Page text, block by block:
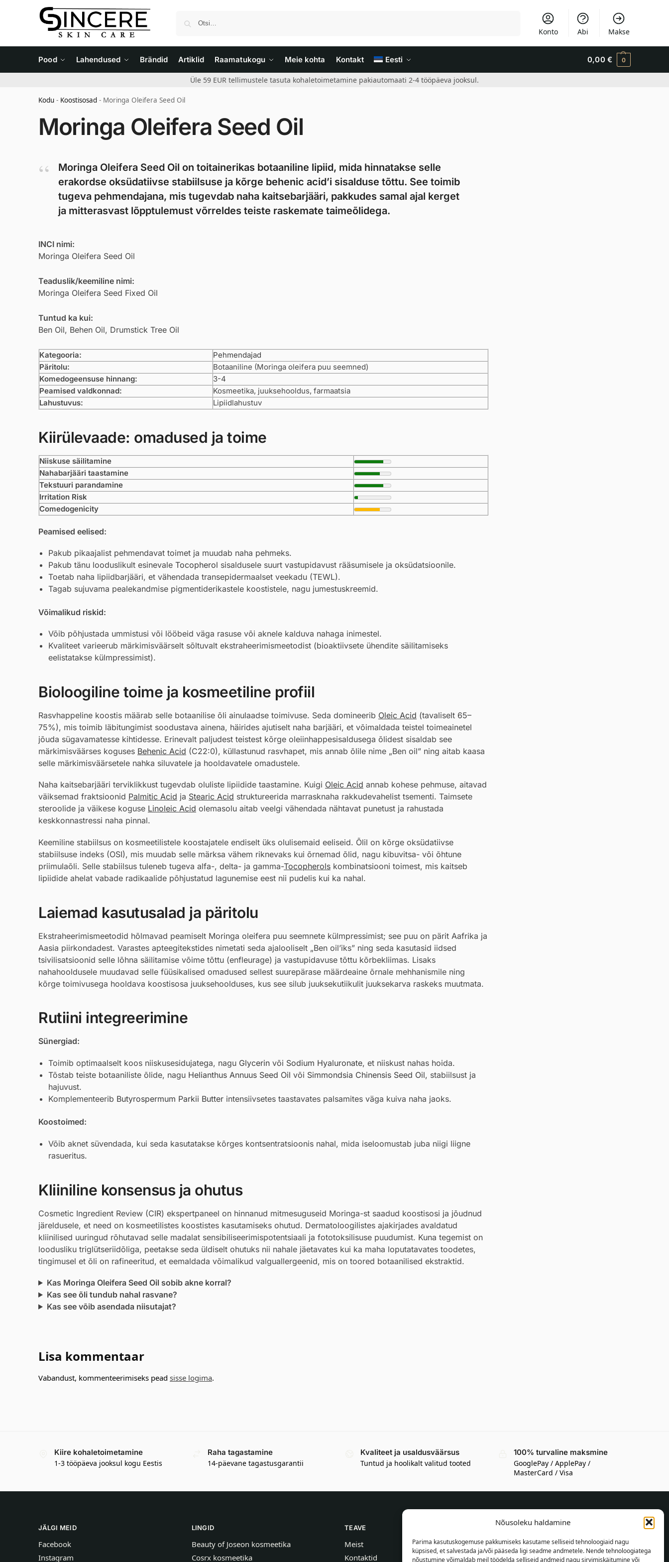
Nõusoleku haldamine
Parima kasutuskogemuse pakkumiseks kasutame selliseid tehnoloogiaid nagu
küpsised, et salvestada ja/või pääseda ligi seadme andmetele. Nende tehnoloogiatega
nõustumine võimaldab meil töödelda selliseid andmeid nagu sirvimiskäitumine või
Konto Abi Makse
Pood Lahendused Brändid Artiklid Raamatukogu Meie kohta Kontakt Eesti 0,00 € 0
Üle 59 EUR tellimustele tasuta kohaletoimetamine pakiautomaati 2-4 tööpäeva jooksul.
Kodu - Koostisosad - Moringa Oleifera Seed Oil
Moringa Oleifera Seed Oil
Moringa Oleifera Seed Oil on toitainerikas botaaniline lipiid, mida hinnatakse selle
erakordse oksüdatiivse stabiilsuse ja kõrge behenic acid’i sisalduse tõttu. See toimib
tugeva pehmendajana, mis tugevdab naha kaitsebarjääri, pakkudes samal ajal kerget
ja mitterasvast lõpptulemust võrreldes teiste raskemate taimeõlidega.
INCI nimi:
Moringa Oleifera Seed Oil
Teaduslik/keemiline nimi:
Moringa Oleifera Seed Fixed Oil
Tuntud ka kui:
Ben Oil, Behen Oil, Drumstick Tree Oil
Kategooria:
Pehmendajad
Päritolu:
Botaaniline (Moringa oleifera puu seemned)
Komedogeensuse hinnang:
3-4
Peamised valdkonnad:
Kosmeetika, juuksehooldus, farmaatsia
Lahustuvus:
Lipiidlahustuv
Kiirülevaade: omadused ja toime
Niiskuse säilitamine
Nahabarjääri taastamine
Tekstuuri parandamine
Irritation Risk
Comedogenicity
Peamised eelised:
Pakub pikaajalist pehmendavat toimet ja muudab naha pehmeks.
Pakub tänu looduslikult esinevale Tocopherol sisaldusele suurt vastupidavust rääsumisele ja oksüdatsioonile.
Toetab naha lipiidbarjääri, et vähendada transepidermaalset veekadu (TEWL).
Tagab sujuvama pealekandmise pigmentiderikastele koostistele, nagu jumestuskreemid.
Võimalikud riskid:
Võib põhjustada ummistusi või lööbeid väga rasuse või aknele kalduva nahaga inimestel.
Kvaliteet varieerub märkimisväärselt sõltuvalt ekstraheerimismeetodist (bioaktiivsete ühendite säilitamiseks
eelistatakse külmpressimist).
Bioloogiline toime ja kosmeetiline profiil
Rasvhappeline koostis määrab selle botaanilise õli ainulaadse toimivuse. Seda domineerib Oleic Acid (tavaliselt 65–
75%), mis toimib läbitungimist soodustava ainena, häirides ajutiselt naha barjääri, et võimaldada teistel toimeainetel
jõuda sügavamatesse kihtidesse. Erinevalt paljudest teistest kõrge oleiinhappesisaldusega õlidest sisaldab see
märkimisväärses koguses Behenic Acid (C22:0), küllastunud rasvhapet, mis annab õlile nime „Ben oil” ning aitab kaasa
selle märkimisväärsetele nahka siluvatele ja hooldavatele omadustele.
Naha kaitsebarjääri terviklikkust tugevdab oluliste lipiidide taastamine. Kuigi Oleic Acid annab kohese pehmuse, aitavad
väiksemad fraktsioonid Palmitic Acid ja Stearic Acid struktureerida marrasknaha rakkudevahelist tsementi. Taimsete
steroolide ja väikese koguse Linoleic Acid olemasolu aitab veelgi vähendada nähtavat punetust ja rahustada
keskkonnastressi naha pinnal.
Keemiline stabiilsus on kosmeetilistele koostajatele endiselt üks olulisemaid eeliseid. Õlil on kõrge oksüdatiivse
stabiilsuse indeks (OSI), mis muudab selle märksa vähem riknevaks kui õrnemad õlid, nagu kibuvitsa- või õhtune
priimulaõli. Selle stabiilsus tuleneb tugeva alfa-, delta- ja gamma-Tocopherols kombinatsiooni toimest, mis kaitseb
lipiidide ahelat vabade radikaalide põhjustatud lagunemise eest nii pudelis kui ka nahal.
Laiemad kasutusalad ja päritolu
Ekstraheerimismeetodid hõlmavad peamiselt Moringa oleifera puu seemnete külmpressimist; see puu on pärit Aafrika ja
Aasia piirkondadest. Varastes apteegitekstides nimetati seda ajalooliselt „Ben oil’iks” ning seda kasutasid iidsed
tsivilisatsioonid selle lõhna säilitamise võime tõttu (enfleurage) ja vastupidavuse tõttu kõrbekliimas. Lisaks
nahahooldusele muudavad selle füüsikalised omadused sellest suurepärase määrdeaine õrnale mehhanismile ning
kõrge toimivusega hooldava koostisosa juuksehoolduses, kus see silub juuksekutiikulit juuksekarva raskeks muutmata.
Rutiini integreerimine
Sünergiad:
Toimib optimaalselt koos niiskusesidujatega, nagu Glycerin või Sodium Hyaluronate, et niiskust nahas hoida.
Tõstab teiste botaaniliste õlide, nagu Helianthus Annuus Seed Oil või Simmondsia Chinensis Seed Oil, stabiilsust ja
hajuvust.
Komplementeerib Butyrospermum Parkii Butter intensiivsetes taastavates palsamites väga kuiva naha jaoks.
Koostoimed:
Võib aknet süvendada, kui seda kasutatakse kõrges kontsentratsioonis nahal, mida iseloomustab juba niigi liigne
rasueritus.
Kliiniline konsensus ja ohutus
Cosmetic Ingredient Review (CIR) ekspertpaneel on hinnanud mitmesuguseid Moringa-st saadud koostisosi ja jõudnud
järeldusele, et need on kosmeetilistes koostistes kasutamiseks ohutud. Dermatoloogilistes ajakirjades avaldatud
kliinilised uuringud rõhutavad selle madalat sensibiliseerimispotentsiaali ja fototoksilisuse puudumist. Kuna tegemist on
loodusliku triglütseriidõliga, peetakse seda üldiselt ohutuks nii nahale jäetavates kui ka maha loputatavates toodetes,
tingimusel et õli on rafineeritud, et eemaldada võimalikud valguallergeenid, mis on toored botaanilised ekstraktid.
Kas Moringa Oleifera Seed Oil sobib akne korral?
Kas see õli tundub nahal rasvane?
Kas see võib asendada niisutajat?
Lisa kommentaar
Vabandust, kommenteerimiseks pead sisse logima.
Kiire kohaletoimetamine
1-3 tööpäeva jooksul kogu Eestis
Raha tagastamine
14-päevane tagastusgarantii
Kvaliteet ja usaldusväärsus
Tuntud ja hoolikalt valitud tooted
100% turvaline maksmine
GooglePay / ApplePay /
MasterCard / Visa
JÄLGI MEID
Facebook
Instagram
LINGID
Beauty of Joseon kosmeetika
Cosrx kosmeetika
TEAVE
Meist
Kontaktid
TEAVE OSTJALE
Tarnetingimused
Tingimused